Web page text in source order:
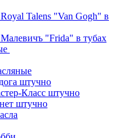
Talens "Van Gogh" в
"Frida" в тубах
штучно
Класс штучно
штучно